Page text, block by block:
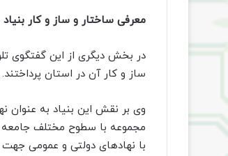
معرفی ساختار و ساز و کار
در بخش دیگری از این گفتگوی
ساز و کار آن در استان پرداختند.
وی بر نقش این بنیاد به عنوان
مجموعه با سطوح مختلف جامعه
با نهادهای دولتی و عمومی